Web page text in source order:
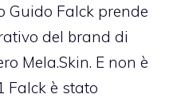
Guido Falck prende
del brand di
Mela.Skin. E non è
Falck è stato